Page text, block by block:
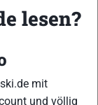
lesen?
mit
und völlig